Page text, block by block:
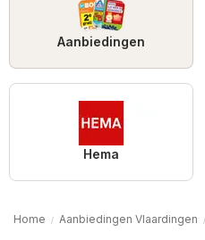
Aanbiedingen
Hema
Home Aanbiedingen Vlaardingen